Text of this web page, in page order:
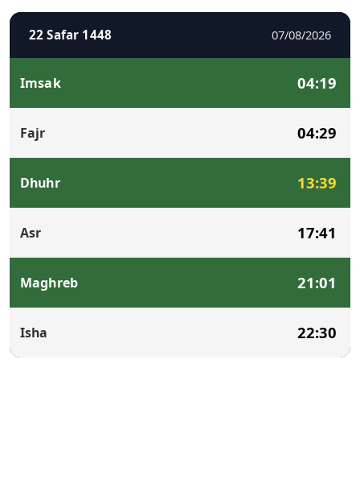
Comment
22 Safar 1448 07/08/2026
Imsak 04:19
Fajr 04:29
Dhuhr 13:39
Asr 17:41
Maghreb 21:01
Isha 22:30